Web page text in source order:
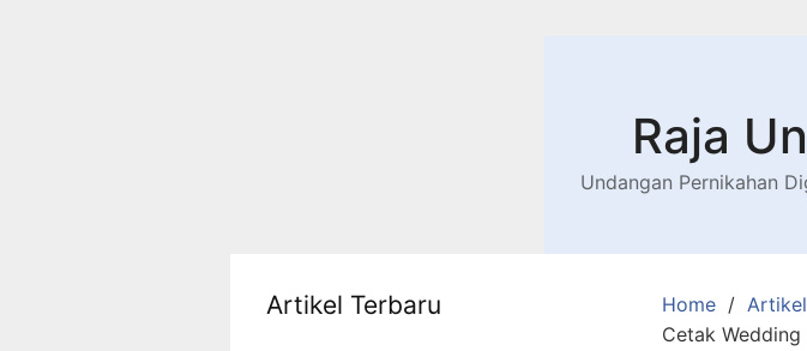
Raja
Undangan Pernikahan
Home
Artikel
Cetak
Artikel Terbaru